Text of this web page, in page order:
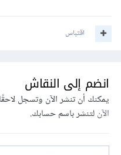
اقتباس
انضم إلى النقاش
يمكنك أن تنشر الآن وتسجل
الآنلتنشر باسم حسابك.